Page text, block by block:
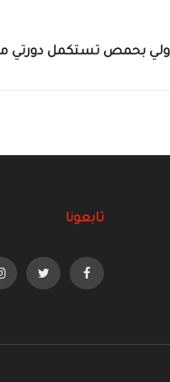
بحمص تستكمل دورتي مبادئ
تابعونا